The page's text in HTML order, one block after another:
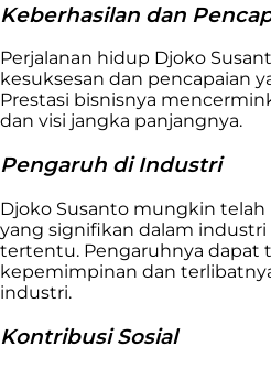
Keberhasilan dan
Perjalanan hidup Djoko
kesuksesan dan pencapaian
Prestasi bisnisnya
dan visi jangka panjangnya.
Pengaruh di Industri
Djoko Susanto mungkin
yang signifikan dalam
tertentu. Pengaruhnya dapat
kepemimpinan dan
industri.
Kontribusi Sosial